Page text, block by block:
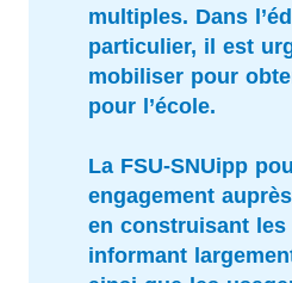
multiples. Dans
particulier, il est
mobiliser pour
pour l’école.
La FSU-SNUipp
engagement
en construisant
informant